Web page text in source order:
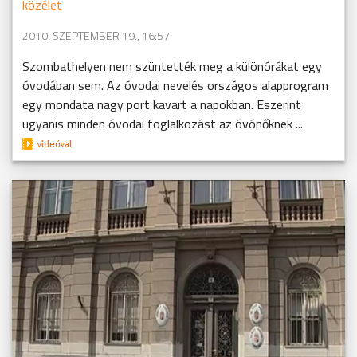
közélet
2010. SZEPTEMBER 19., 16:57
Szombathelyen nem szüntették meg a különórákat egy
óvodában sem. Az óvodai nevelés országos alapprogram
egy mondata nagy port kavart a napokban. Eszerint
ugyanis minden óvodai foglalkozást az óvónőknek ...